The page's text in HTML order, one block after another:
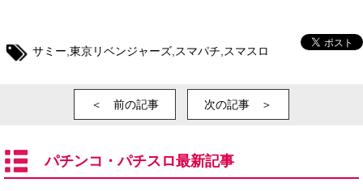
サミー 東京リベンジャーズ スマパチ スマスロ
＜ 前の記事 次の記事 ＞
パチンコ・パチスロ最新記事